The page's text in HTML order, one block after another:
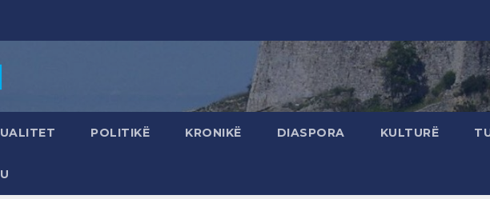
POLITIKË KRONIKË DIASPORA KULTURË